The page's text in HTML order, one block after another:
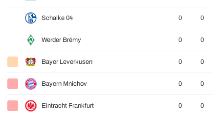
Schalke 04 0 0
Werder Brémy 0 0
Bayer Leverkusen 0 0
Bayern Mnichov 0 0
Eintracht Frankfurt 0 0